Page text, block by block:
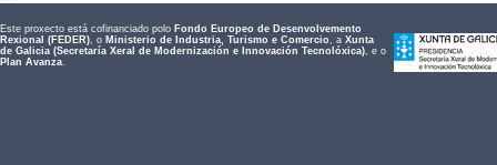
Este proxecto está cofinanciado polo Fondo Europeo de Desenvolvemento
Rexional (FEDER), o Ministerio de Industria, Turismo e Comercio, a Xunta
de Galicia (Secretaría Xeral de Modernización e Innovación Tecnolóxica), e o
Plan Avanza.